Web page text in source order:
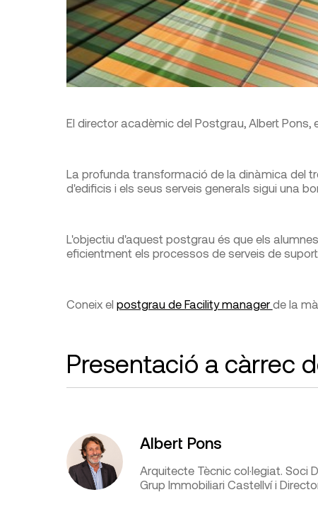
El director acadèmic del Postgrau, Albert
La profunda transformació de la dinàmica del
d'edificis i els seus serveis generals sigui una
L'objectiu d'aquest postgrau és que els
eficientment els processos de serveis de
Coneix el postgrau de Facility manager de la
Presentació a càrrec
Albert Pons
Arquitecte Tècnic col·legiat. Soci
Grup Immobiliari Castellví i